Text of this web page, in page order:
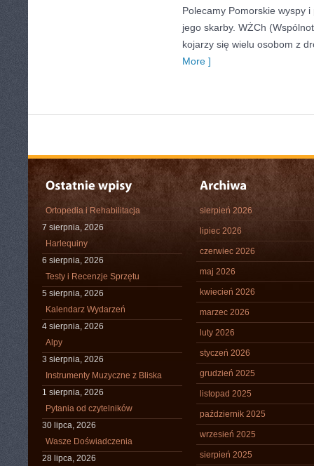
Polecamy Pomorskie wyspy i
jego skarby. WŻCh
kojarzy się wielu osobom z
More ]
Ortopedia i Rehabilitacja
7 sierpnia, 2026
Harlequiny
6 sierpnia, 2026
Testy i Recenzje Sprzętu
5 sierpnia, 2026
Kalendarz Wydarzeń
4 sierpnia, 2026
Alpy
3 sierpnia, 2026
Instrumenty Muzyczne z Bliska
1 sierpnia, 2026
Pytania od czytelników
30 lipca, 2026
Wasze Doświadczenia
28 lipca, 2026
sierpień 2026
lipiec 2026
czerwiec 2026
maj 2026
kwiecień 2026
marzec 2026
luty 2026
styczeń 2026
grudzień 2025
listopad 2025
październik 2025
wrzesień 2025
sierpień 2025